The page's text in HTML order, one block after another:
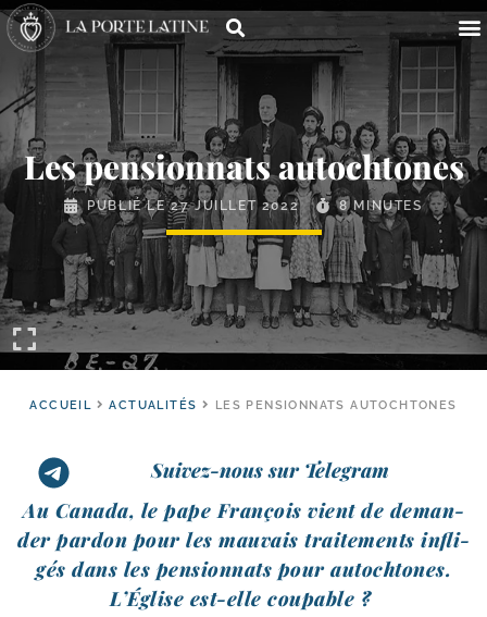
Les pensionnats autochtones
PUBLIÉ LE27 JUILLET 2022 8 MINUTES
ACCUEIL ACTUALITÉS LES PENSIONNATS AUTOCHTONES
Suivez-nous sur Telegram
Au Canada, le pape François vient de deman­
der par­don pour les mau­vais trai­te­ments infli­
gés dans les pen­sion­nats pour autoch­tones.
L’Église est-​elle coupable ?